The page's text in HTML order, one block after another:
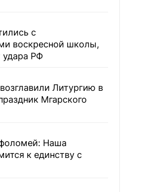
с
воскресной школы,
РФ
Литургию в
Мгарского
Наша
к единству с